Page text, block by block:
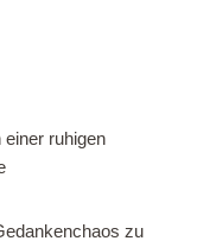
ruhigen
zu